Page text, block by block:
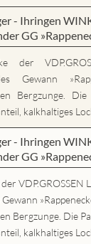
- Ihringen
GG
der
Gewann
Bergzunge.
kalkhaltiges
- Ihringen
GG
VDP.GROSSEN
Bergzunge. Die
kalkhaltiges